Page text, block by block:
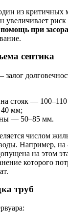
из критичных
риск
помощь при
септика
стояк —
мм;
— 50–85 мм.
числом
воды. Например,
на этом
которого
труб